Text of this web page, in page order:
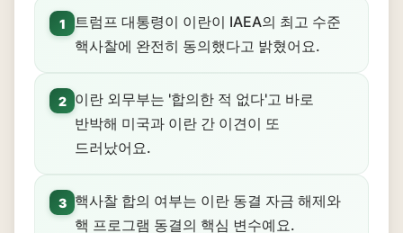
1
트럼프 대통령이 이란이 IAEA의 최고 수준
핵사찰에 완전히 동의했다고 밝혔어요.
2
이란 외무부는 '합의한 적 없다'고 바로
반박해 미국과 이란 간 이견이 또
드러났어요.
3
핵사찰 합의 여부는 이란 동결 자금 해제와
핵 프로그램 동결의 핵심 변수예요.